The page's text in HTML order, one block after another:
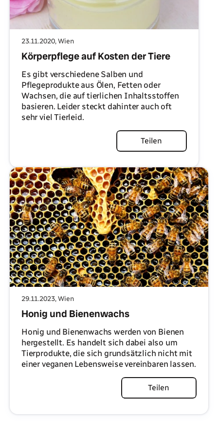
23.11.2020, Wien
Körperpflege auf Kosten der Tiere
Es gibt verschiedene Salben und
Pflegeprodukte aus Ölen, Fetten oder
Wachsen, die auf tierlichen Inhaltsstoffen
basieren. Leider steckt dahinter auch oft
sehr viel Tierleid.
Teilen
29.11.2023, Wien
Honig und Bienenwachs
Honig und Bienenwachs werden von Bienen
hergestellt. Es handelt sich dabei also um
Tierprodukte, die sich grundsätzlich nicht mit
einer veganen Lebensweise vereinbaren lassen.
Teilen